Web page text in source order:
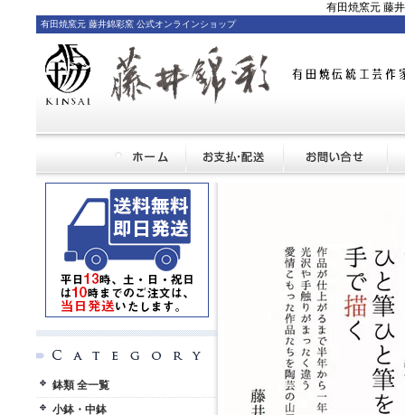
有田焼窯元 藤
有田焼窯元 藤井錦彩窯 公式オンラインショップ
鉢類 全一覧
小鉢・中鉢